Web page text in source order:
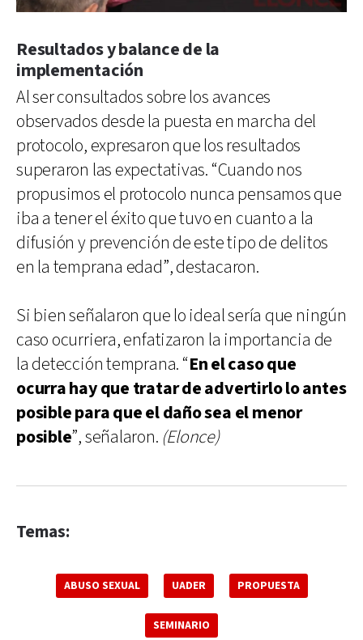
Resultados y balance de la
implementación
Al ser consultados sobre los avances
observados desde la puesta en marcha del
protocolo, expresaron que los resultados
superaron las expectativas. “Cuando nos
propusimos el protocolo nunca pensamos que
iba a tener el éxito que tuvo en cuanto a la
difusión y prevención de este tipo de delitos
en la temprana edad”, destacaron.
Si bien señalaron que lo ideal sería que ningún
caso ocurriera, enfatizaron la importancia de
la detección temprana. “En el caso que
ocurra hay que tratar de advertirlo lo antes
posible para que el daño sea el menor
posible”, señalaron. (Elonce)
Temas:
ABUSO SEXUAL UADER PROPUESTA
SEMINARIO